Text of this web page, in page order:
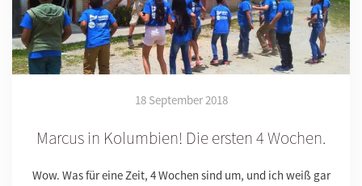
18 September 2018
Marcus in Kolumbien! Die ersten 4 Wochen.
Wow. Was für eine Zeit, 4 Wochen sind um, und ich weiß gar